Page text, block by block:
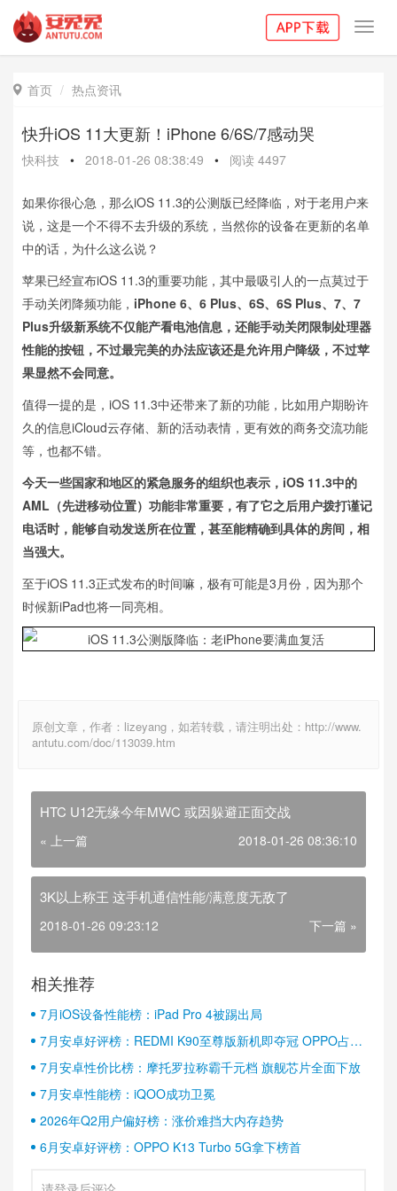
 首页 热点资讯
快升iOS 11大更新！iPhone 6/6S/7感动哭
快科技 • 2018-01-26 08:38:49 • 阅读 4497
如果你很心急，那么iOS 11.3的公测版已经降临，对于老用户来
说，这是一个不得不去升级的系统，当然你的设备在更新的名单
中的话，为什么这么说？
苹果已经宣布iOS 11.3的重要功能，其中最吸引人的一点莫过于
手动关闭降频功能， iPhone 6、6 Plus、6S、6S Plus、7、7
Plus升级新系统不仅能产看电池信息，还能手动关闭限制处理器
性能的按钮，不过最完美的办法应该还是允许用户降级，不过苹
果显然不会同意。
值得一提的是，iOS 11.3中还带来了新的功能，比如用户期盼许
久的信息iCloud云存储、新的活动表情，更有效的商务交流功能
等，也都不错。
今天一些国家和地区的紧急服务的组织也表示，iOS 11.3中的
AML（先进移动位置）功能非常重要，有了它之后用户拨打谨记
电话时，能够自动发送所在位置，甚至能精确到具体的房间，相
当强大。
至于iOS 11.3正式发布的时间嘛，极有可能是3月份，因为那个
时候新iPad也将一同亮相。
原创文章，作者：lizeyang，如若转载，请注明出处：http://www.
antutu.com/doc/113039.htm
HTC U12无缘今年MWC 或因躲避正面交战
« 上一篇 2018-01-26 08:36:10
3K以上称王 这手机通信性能/满意度无敌了
2018-01-26 09:23:12 下一篇 »
相关推荐
7月iOS设备性能榜：iPad Pro 4被踢出局
7月安卓好评榜：REDMI K90至尊版新机即夺冠 OPPO占据
半壁江山
7月安卓性价比榜：摩托罗拉称霸千元档 旗舰芯片全面下放
7月安卓性能榜：iQOO成功卫冕
2026年Q2用户偏好榜：涨价难挡大内存趋势
6月安卓好评榜：OPPO K13 Turbo 5G拿下榜首